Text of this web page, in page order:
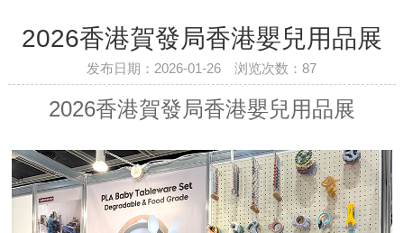
2026香港賀發局香港嬰兒用品展
发布日期：2026-01-26 浏览次数：87
2026香港賀發局香港嬰兒用品展